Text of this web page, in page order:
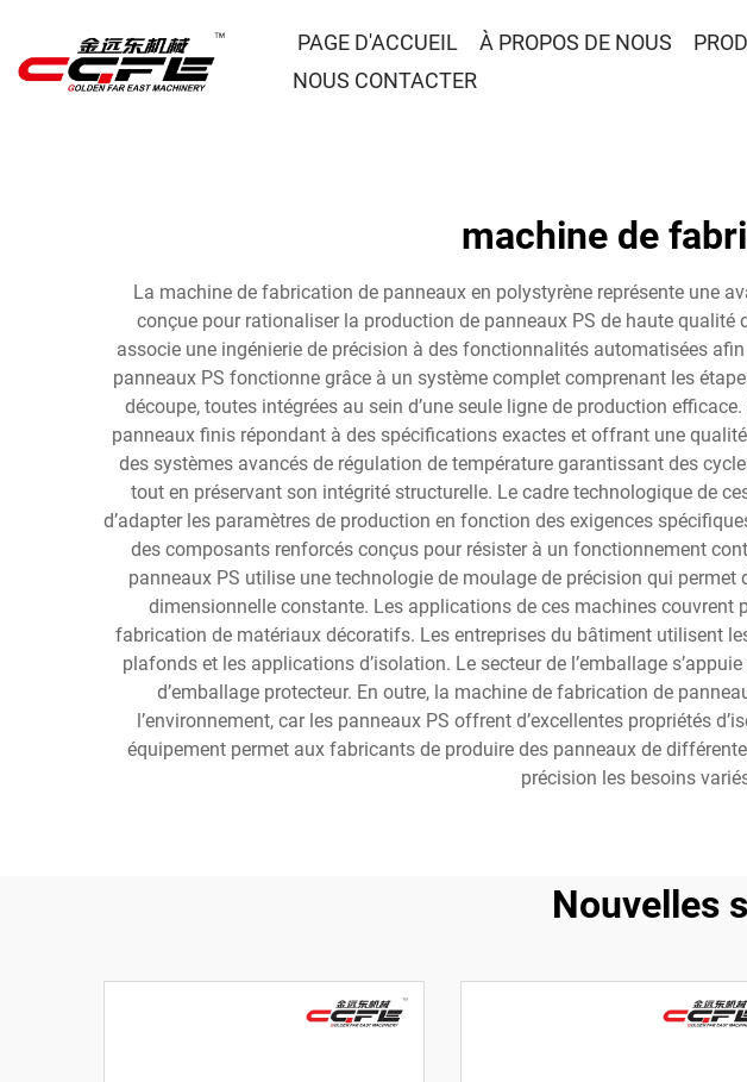
PAGE D'ACCUEIL À PROPOS DE NOUS
NOUS CONTACTER
machine de
La machine de fabrication de panneaux en polystyrène représente une
conçue pour rationaliser la production de panneaux PS de haute
associe une ingénierie de précision à des fonctionnalités automatisées
panneaux PS fonctionne grâce à un système complet comprenant les
découpe, toutes intégrées au sein d’une seule ligne de production
panneaux finis répondant à des spécifications exactes et offrant une
des systèmes avancés de régulation de température garantissant des
tout en préservant son intégrité structurelle. Le cadre technologique de
d’adapter les paramètres de production en fonction des exigences
des composants renforcés conçus pour résister à un fonctionnement
panneaux PS utilise une technologie de moulage de précision qui
dimensionnelle constante. Les applications de ces machines couvrent
fabrication de matériaux décoratifs. Les entreprises du bâtiment utilisent
plafonds et les applications d’isolation. Le secteur de l’emballage
d’emballage protecteur. En outre, la machine de fabrication de
l’environnement, car les panneaux PS offrent d’excellentes propriétés
équipement permet aux fabricants de produire des panneaux de
précision les besoins
Nouvelles